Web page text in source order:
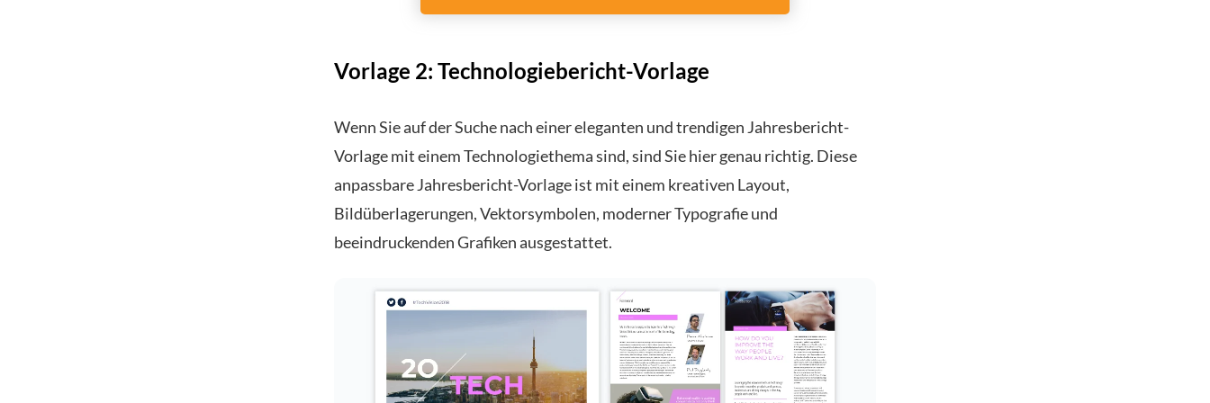
Vorlage 2: Technologiebericht-Vorlage
Wenn Sie auf der Suche nach einer eleganten und trendigen Jahresbericht-
Vorlage mit einem Technologiethema sind, sind Sie hier genau richtig. Diese
anpassbare Jahresbericht-Vorlage ist mit einem kreativen Layout,
Bildüberlagerungen, Vektorsymbolen, moderner Typografie und
beeindruckenden Grafiken ausgestattet.